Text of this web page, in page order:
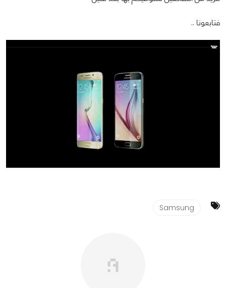
فتابعونا ..
Samsung